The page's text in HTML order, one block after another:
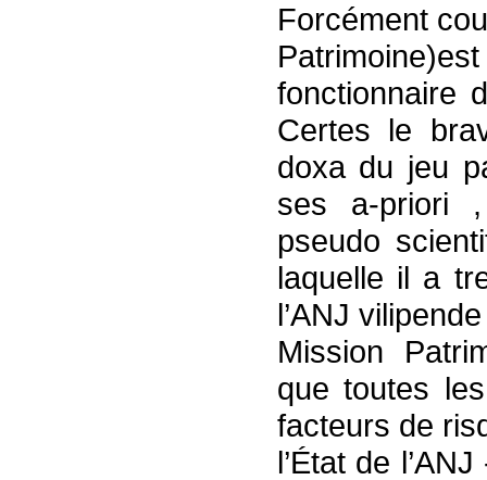
Forcément
fonctionnaire
Certes le
doxa du jeu
ses a-priori
pseudo
laquelle il a
l’ANJ
Mission
que toutes
facteurs de
l’État de